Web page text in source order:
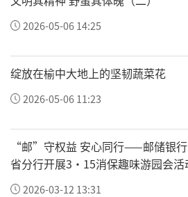
国家级公益荣誉，长期担任
普及儿童安全知识。在工
刘学梅统筹品牌顶层资源，
展节奏制定长效投入方案，
国科普活动策划落地、全
播，从品牌运营层面保障工
项目联合推进方周海先生任
2026-05-06 14:25
绽放在榆中大地上的坚韧蔬菜花
2026-05-06 11:23
“邮”守权益 安心同行——邮储银
省分行开展3·15消保趣味游园会活
2026-03-12 13:31